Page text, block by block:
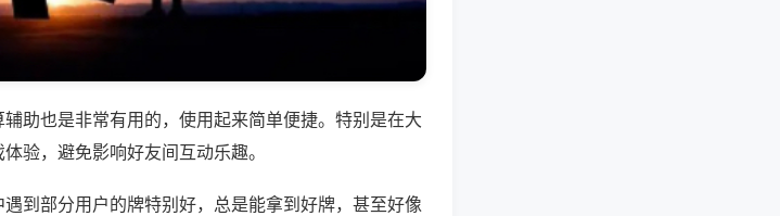
助也是非常有用的，使用起来简单便捷。特别是在大
验，避免影响好友间互动乐趣。
到部分用户的牌特别好，总是能拿到好牌，甚至好像